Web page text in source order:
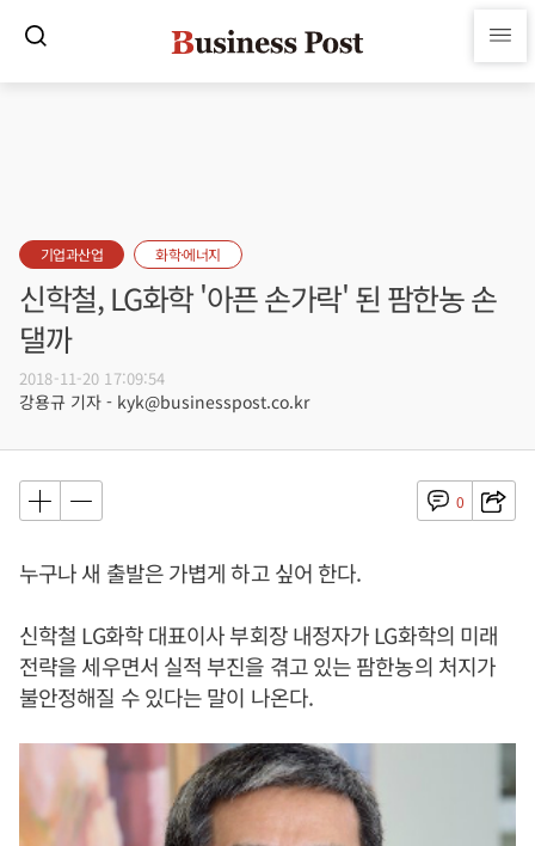
기업과산업 화학·에너지
신학철, LG화학 '아픈 손가락' 된 팜한농 손
댈까
2018-11-20 17:09:54
강용규 기자 - kyk@businesspost.co.kr
0
누구나 새 출발은 가볍게 하고 싶어 한다.
신학철 LG화학 대표이사 부회장 내정자가 LG화학의 미래
전략을 세우면서 실적 부진을 겪고 있는 팜한농의 처지가
불안정해질 수 있다는 말이 나온다.